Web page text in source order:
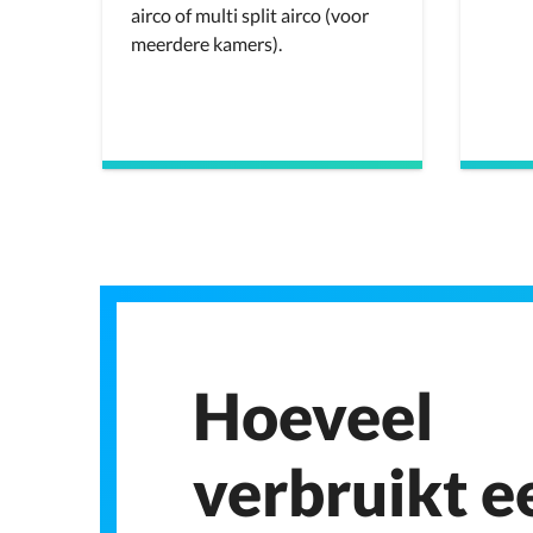
airco of multi split airco (voor
meerdere kamers).
Hoeveel
verbruikt